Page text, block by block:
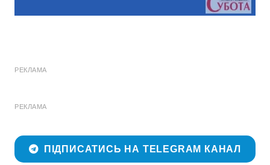
РЕКЛАМА
РЕКЛАМА
ПІДПИСАТИСЬ НА TELEGRAM КАНАЛ